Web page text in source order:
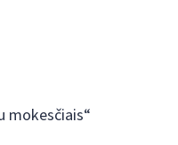
mokesčiais“